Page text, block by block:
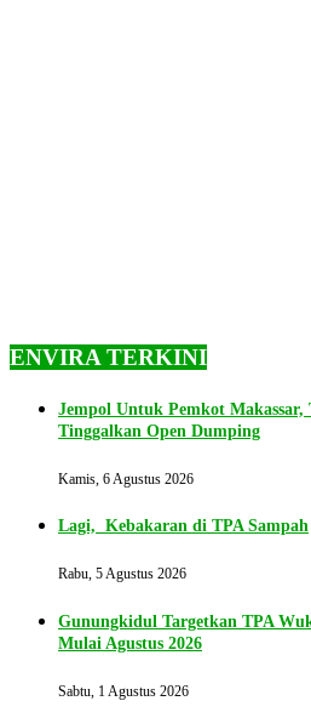
ENVIRA TERKINI
Jempol Untuk Pemkot Makassar,
Tinggalkan Open Dumping
Kamis, 6 Agustus 2026
Lagi, Kebakaran di TPA Sampah
Rabu, 5 Agustus 2026
Gunungkidul Targetkan TPA
Mulai Agustus 2026
Sabtu, 1 Agustus 2026